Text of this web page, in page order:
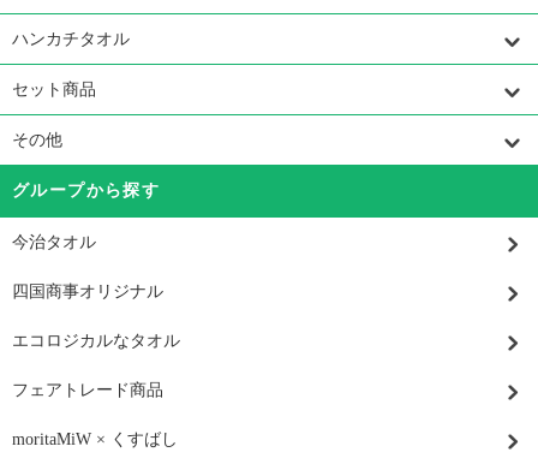
ハンカチタオル
セット商品
その他
グループから探す
今治タオル
四国商事オリジナル
エコロジカルなタオル
フェアトレード商品
moritaMiW × くすばし